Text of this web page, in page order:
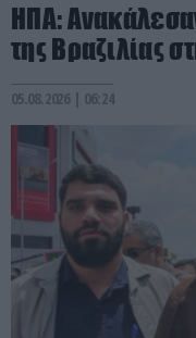
ΗΠΑ:
της Βραζιλίας
05.08.2026 | 06:24